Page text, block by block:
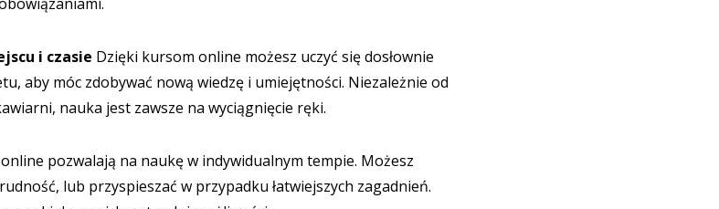
i czasie Dzięki kursom online możesz uczyć się dosłownie
aby móc zdobywać nową wiedzę i umiejętności. Niezależnie od
nauka jest zawsze na wyciągnięcie ręki.
pozwalają na naukę w indywidualnym tempie. Możesz
lub przyspieszać w przypadku łatwiejszych zagadnień.